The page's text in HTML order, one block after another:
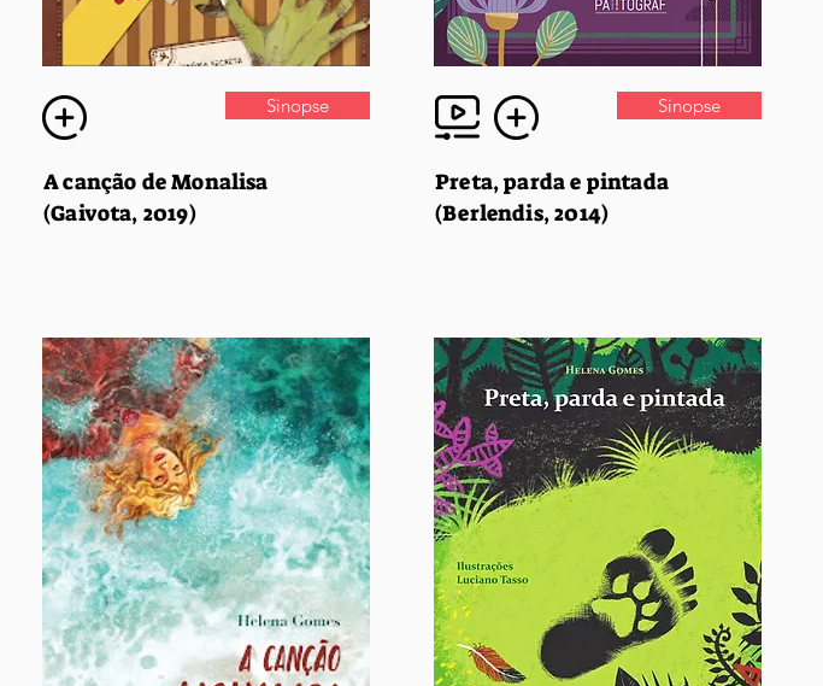
Sinopse
A canção de Monalisa
(Gaivota, 2019)
Sinopse
Preta, parda e pintada
(Berlendis, 2014)